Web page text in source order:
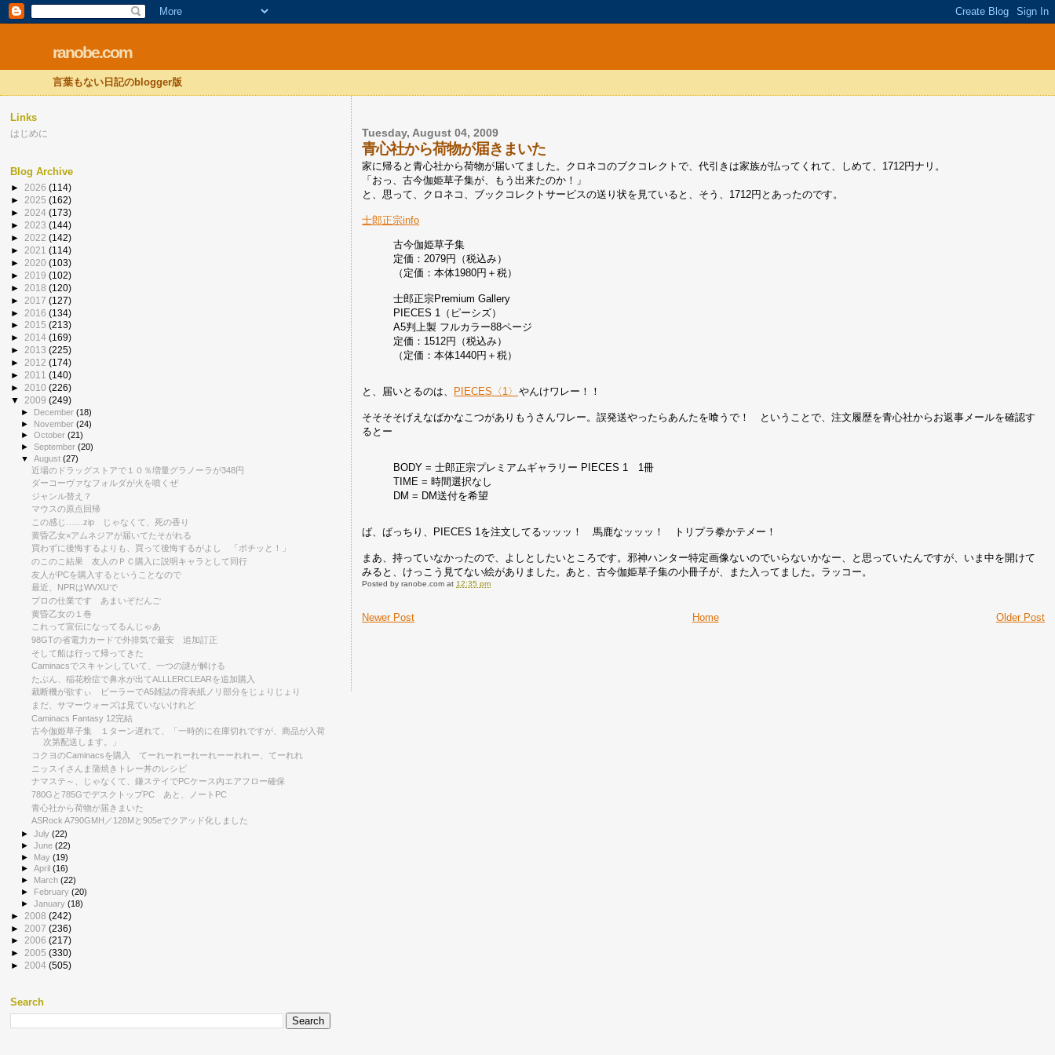
ranobe.com
言葉もない日記のblogger版
Tuesday, August 04, 2009
青心社から荷物が届きまいた
家に帰ると青心社から荷物が届いてました。クロネコのブクコレクトで、代引きは家族が払ってくれて、しめて、1712円ナリ。
「おっ、古今伽姫草子集が、もう出来たのか！」
と、思って、クロネコ、ブックコレクトサービスの送り状を見ていると、そう、1712円とあったのです。
士郎正宗info
古今伽姫草子集
定価：2079円（税込み）
（定価：本体1980円＋税）
士郎正宗Premium Gallery
PIECES 1（ピーシズ）
A5判上製 フルカラー88ページ
定価：1512円（税込み）
（定価：本体1440円＋税）
と、届いとるのは、 PIECES〈1〉 やんけワレー！！
そそそそげえなばかなこつがありもうさんワレー。誤発送やったらあんたを喰うで！ ということで、注文履歴を青心社からお返事メールを確認す
るとー
BODY = 士郎正宗プレミアムギャラリー PIECES 1 1冊
TIME = 時間選択なし
DM = DM送付を希望
ば、ばっちり、PIECES 1を注文してるッッッ！ 馬鹿なッッッ！ トリプラ拳かテメー！
まあ、持っていなかったので、よしとしたいところです。邪神ハンター特定画像ないのでいらないかなー、と思っていたんですが、いま中を開けて
みると、けっこう見てない絵がありました。あと、古今伽姫草子集の小冊子が、また入ってました。ラッコー。
Posted byranobe.com at 12:35 pm
Newer Post Older Post
Home
Links
はじめに
Blog Archive
► 2026 (114)
► 2025 (162)
► 2024 (173)
► 2023 (144)
► 2022 (142)
► 2021 (114)
► 2020 (103)
► 2019 (102)
► 2018 (120)
► 2017 (127)
► 2016 (134)
► 2015 (213)
► 2014 (169)
► 2013 (225)
► 2012 (174)
► 2011 (140)
► 2010 (226)
▼ 2009 (249)
► December(18)
► November(24)
►October(21)
►September(20)
▼August(27)
近場のドラッグストアで１０％増量グラノーラが348円
ダーコーヴァなフォルダが火を噴くぜ
ジャンル替え？
マウスの原点回帰
この感じ……zip じゃなくて、死の香り
黄昏乙女×アムネジアが届いてたそがれる
買わずに後悔するよりも、買って後悔するがよし 「ポチッと！」
のこのこ結果 友人のＰＣ購入に説明キャラとして同行
友人がPCを購入するということなので
最近、NPRはWVXUで
プロの仕業です あまいぞだんご
黄昏乙女の１巻
これって宣伝になってるんじゃあ
98GTの省電力カードで外排気で最安 追加訂正
そして船は行って帰ってきた
Caminacsでスキャンしていて、一つの謎が解ける
たぶん、稲花粉症で鼻水が出てALLLERCLEARを追加購入
裁断機が欲すぃ ピーラーでA5雑誌の背表紙ノリ部分をじょりじょり
まだ、サマーウォーズは見ていないけれど
Caminacs Fantasy 12完結
古今伽姫草子集 １ターン遅れて、「一時的に在庫切れですが、商品が入荷
次第配送します。」
コクヨのCaminacsを購入 てーれーれーれーれーーれれー、てーれれ
ニッスイさんま蒲焼きトレー丼のレシピ
ナマステ～、じゃなくて、鎌ステイでPCケース内エアフロー確保
780Gと785GでデスクトップPC あと、ノートPC
青心社から荷物が届きまいた
ASRock A790GMH／128Mと905eでクアッド化しました
►July(22)
►June(22)
► May(19)
►April(16)
► March(22)
► February(20)
►January(18)
► 2008 (242)
► 2007 (236)
► 2006 (217)
► 2005 (330)
► 2004 (505)
Search